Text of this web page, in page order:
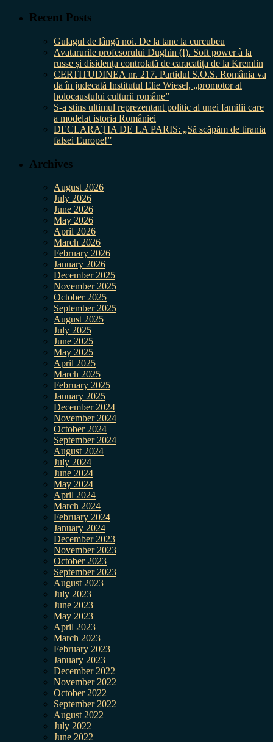
Recent Posts
Gulagul de lângă noi. De la tanc la curcubeu
Avatarurile profesorului Dughin (I). Soft power à la
russe și disidența controlată de caracatița de la Kremlin
CERTITUDINEA nr. 217. Partidul S.O.S. România va
da în judecată Institutul Elie Wiesel, „promotor al
holocaustului culturii române”
S-a stins ultimul reprezentant politic al unei familii care
a modelat istoria României
DECLARAȚIA DE LA PARIS: „Să scăpăm de tirania
falsei Europe!”
Archives
August 2026
July 2026
June 2026
May 2026
April 2026
March 2026
February 2026
January 2026
December 2025
November 2025
October 2025
September 2025
August 2025
July 2025
June 2025
May 2025
April 2025
March 2025
February 2025
January 2025
December 2024
November 2024
October 2024
September 2024
August 2024
July 2024
June 2024
May 2024
April 2024
March 2024
February 2024
January 2024
December 2023
November 2023
October 2023
September 2023
August 2023
July 2023
June 2023
May 2023
April 2023
March 2023
February 2023
January 2023
December 2022
November 2022
October 2022
September 2022
August 2022
July 2022
June 2022